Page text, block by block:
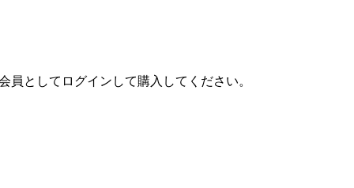
としてログインして購入してください。